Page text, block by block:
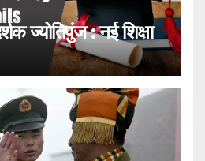
ज्योतिपुंज : नई शिक्षा